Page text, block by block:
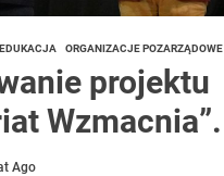
EDUKACJA ORGANIZACJE POZARZĄDOWE
projektu
Wzmacnia”.
Ago